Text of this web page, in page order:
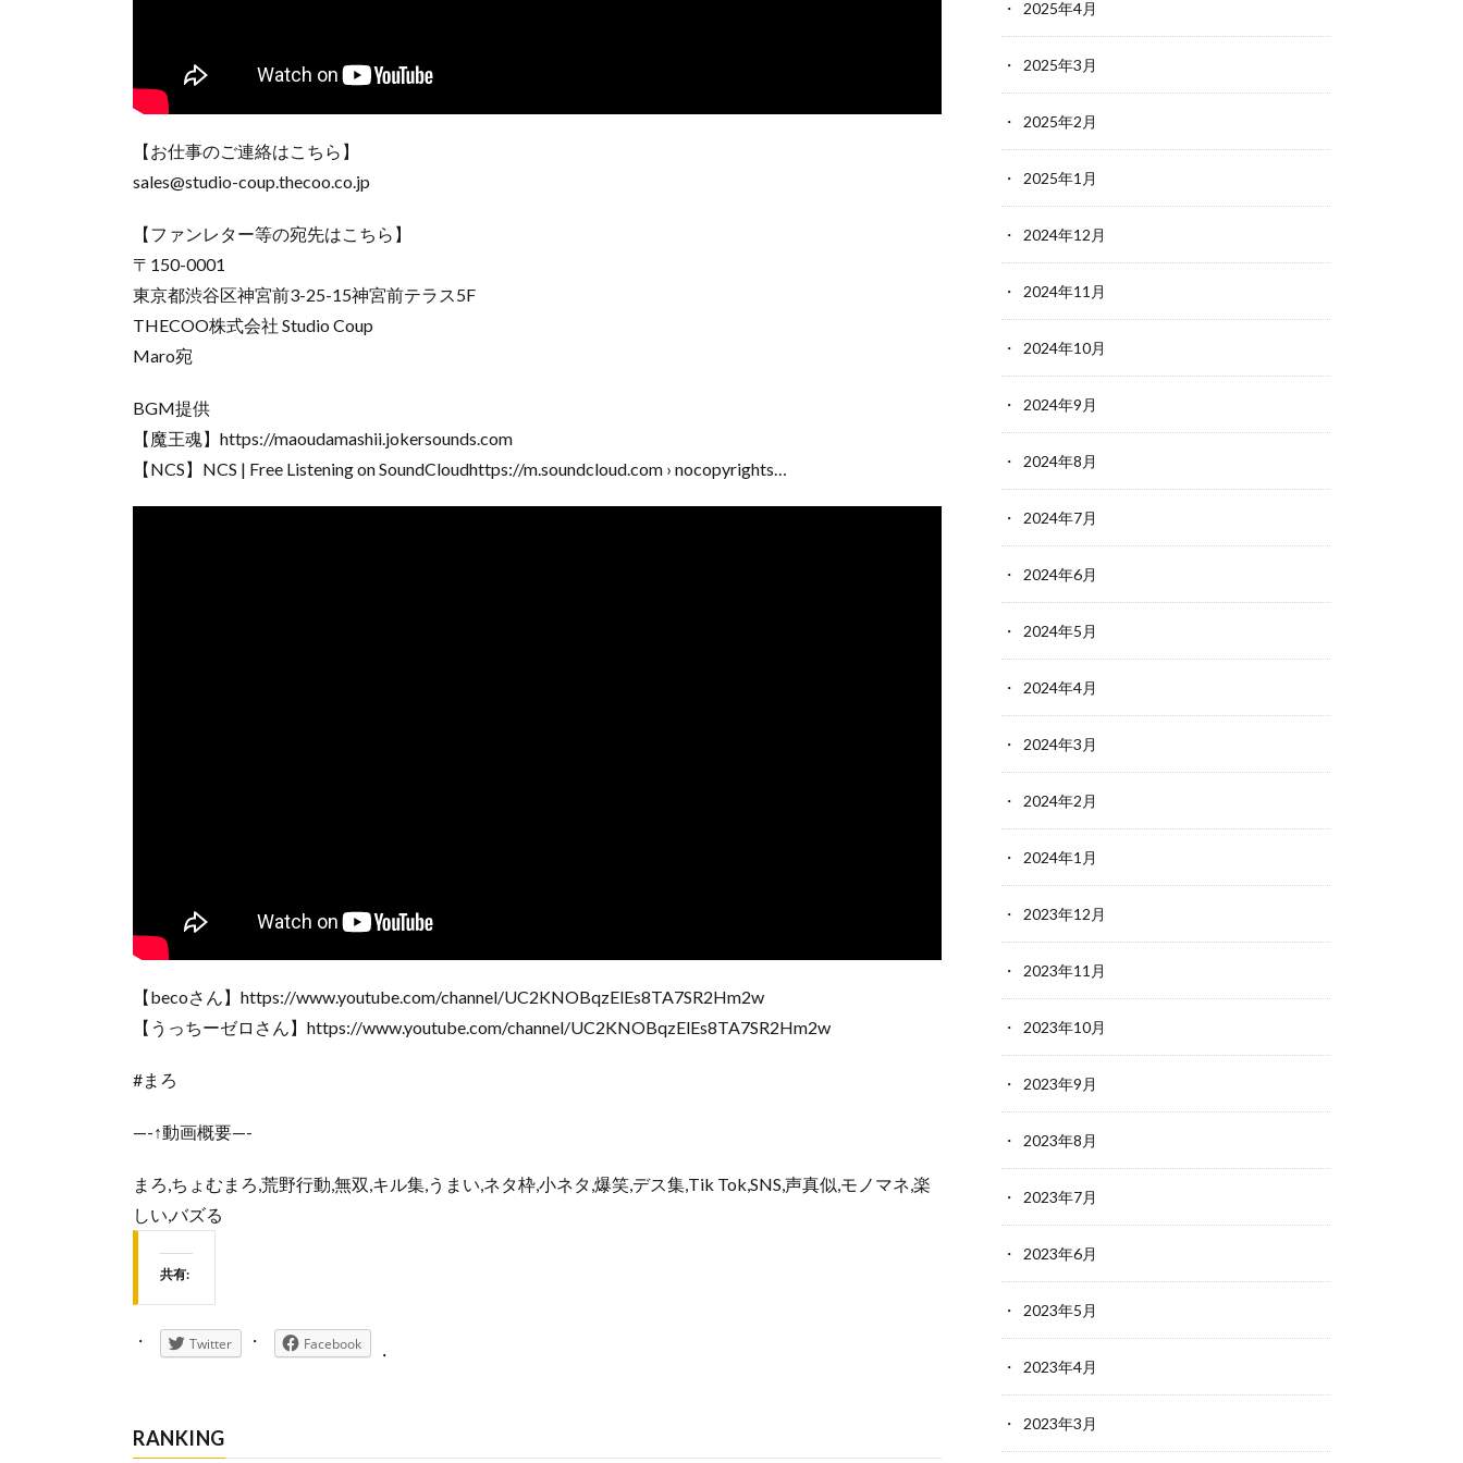
【お仕事のご連絡はこちら】
sales@studio-coup.thecoo.co.jp
【ファンレター等の宛先はこちら】
〒150-0001
東京都渋谷区神宮前3-25-15神宮前テラス5F
THECOO株式会社 Studio Coup
Maro宛
BGM提供
【魔王魂】https://maoudamashii.jokersounds.com
【NCS】NCS | Free Listening on SoundCloudhttps://m.soundcloud.com › nocopyrights…
【becoさん】https://www.youtube.com/channel/UC2KNOBqzElEs8TA7SR2Hm2w
【うっちーゼロさん】https://www.youtube.com/channel/UC2KNOBqzElEs8TA7SR2Hm2w
#まろ
—-↑動画概要—-
まろ,ちょむまろ,荒野行動,無双,キル集,うまい,ネタ枠,小ネタ,爆笑,デス集,Tik Tok,SNS,声真似,モノマネ,楽
しい,バズる
共有:
Twitter Facebook
RANKING
2025年4月
2025年3月
2025年2月
2025年1月
2024年12月
2024年11月
2024年10月
2024年9月
2024年8月
2024年7月
2024年6月
2024年5月
2024年4月
2024年3月
2024年2月
2024年1月
2023年12月
2023年11月
2023年10月
2023年9月
2023年8月
2023年7月
2023年6月
2023年5月
2023年4月
2023年3月